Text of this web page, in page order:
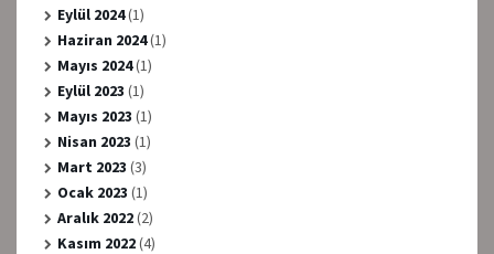
Eylül 2024(1)
Haziran 2024(1)
Mayıs 2024(1)
Eylül 2023 (1)
Mayıs 2023 (1)
Nisan 2023 (1)
Mart 2023 (3)
Ocak 2023 (1)
Aralık 2022(2)
Kasım 2022(4)